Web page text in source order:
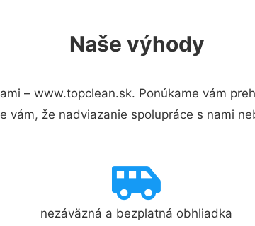
Naše výhody
– www.topclean.sk. Ponúkame vám
vám, že nadviazanie spolupráce s nami
nezáväzná a bezplatná obhliadka